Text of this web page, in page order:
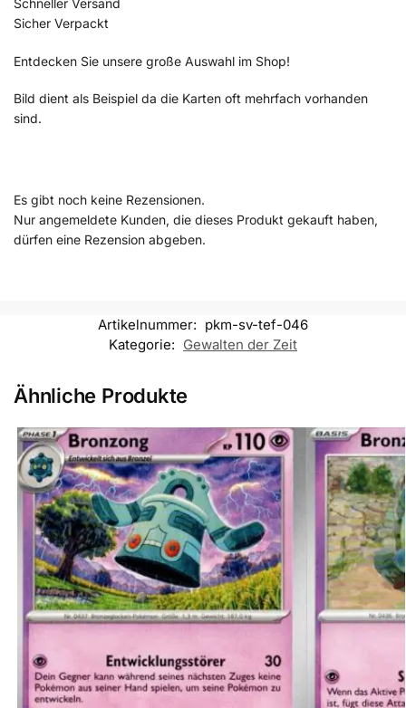
Schneller Versand
Sicher Verpackt
Entdecken Sie unsere große Auswahl im Shop!
Bild dient als Beispiel da die Karten oft mehrfach vorhanden
sind.
Es gibt noch keine Rezensionen.
Nur angemeldete Kunden, die dieses Produkt gekauft haben,
dürfen eine Rezension abgeben.
Artikelnummer: pkm-sv-tef-046
Kategorie: Gewalten der Zeit
Ähnliche Produkte